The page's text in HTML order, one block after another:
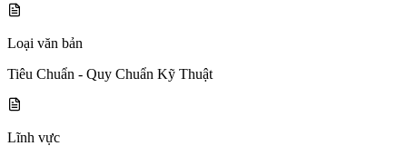
Loại văn bản
Tiêu Chuẩn - Quy Chuẩn Kỹ Thuật
Lĩnh vực